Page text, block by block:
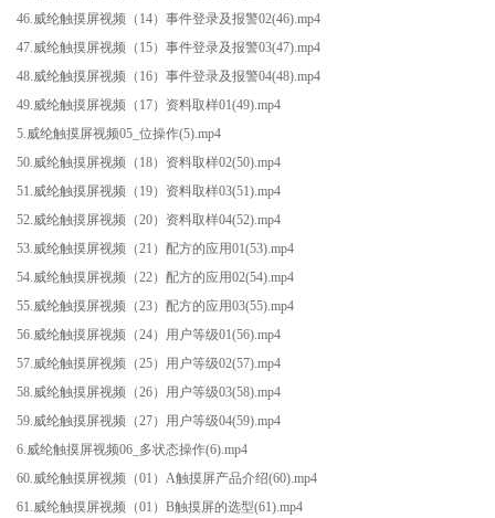
46.威纶触摸屏视频（14）事件登录及报警02(46).mp4
47.威纶触摸屏视频（15）事件登录及报警03(47).mp4
48.威纶触摸屏视频（16）事件登录及报警04(48).mp4
49.威纶触摸屏视频（17）资料取样01(49).mp4
5.威纶触摸屏视频05_位操作(5).mp4
50.威纶触摸屏视频（18）资料取样02(50).mp4
51.威纶触摸屏视频（19）资料取样03(51).mp4
52.威纶触摸屏视频（20）资料取样04(52).mp4
53.威纶触摸屏视频（21）配方的应用01(53).mp4
54.威纶触摸屏视频（22）配方的应用02(54).mp4
55.威纶触摸屏视频（23）配方的应用03(55).mp4
56.威纶触摸屏视频（24）用户等级01(56).mp4
57.威纶触摸屏视频（25）用户等级02(57).mp4
58.威纶触摸屏视频（26）用户等级03(58).mp4
59.威纶触摸屏视频（27）用户等级04(59).mp4
6.威纶触摸屏视频06_多状态操作(6).mp4
60.威纶触摸屏视频（01）A触摸屏产品介绍(60).mp4
61.威纶触摸屏视频（01）B触摸屏的选型(61).mp4